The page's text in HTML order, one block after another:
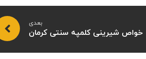
بعدی
خواص شیرینی کلمپه سنتی کرمان